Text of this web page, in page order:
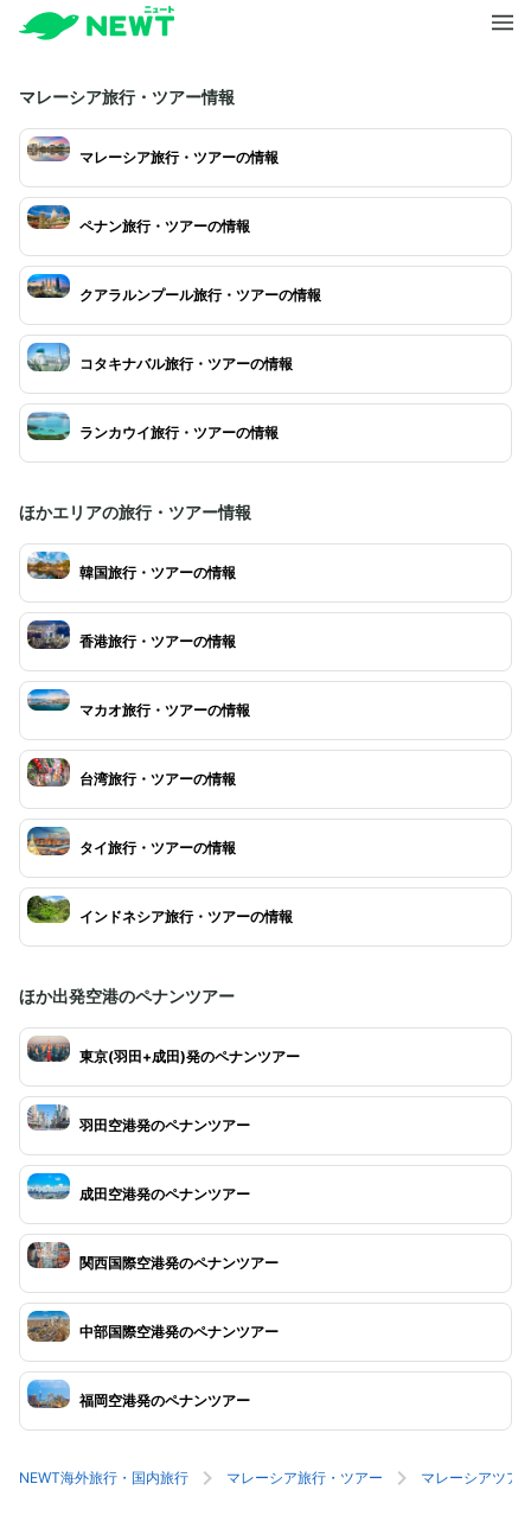
マレーシア旅行・ツアー情報
マレーシア旅行・ツアーの情報
ペナン旅行・ツアーの情報
クアラルンプール旅行・ツアーの情報
コタキナバル旅行・ツアーの情報
ランカウイ旅行・ツアーの情報
ほかエリアの旅行・ツアー情報
韓国旅行・ツアーの情報
香港旅行・ツアーの情報
マカオ旅行・ツアーの情報
台湾旅行・ツアーの情報
タイ旅行・ツアーの情報
インドネシア旅行・ツアーの情報
ほか出発空港のペナンツアー
東京(羽田+成田)発のペナンツアー
羽田空港発のペナンツアー
成田空港発のペナンツアー
関西国際空港発のペナンツアー
中部国際空港発のペナンツアー
福岡空港発のペナンツアー
NEWT海外旅行・国内旅行 マレーシア旅行・ツアー マレーシアツア